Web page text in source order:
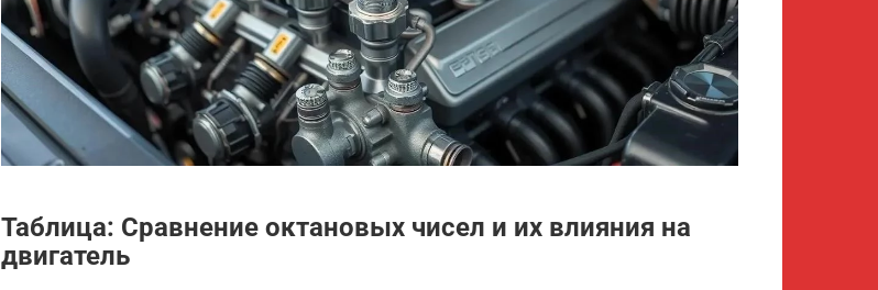
Таблица: Сравнение октановых чисел и их влияния на
двигатель